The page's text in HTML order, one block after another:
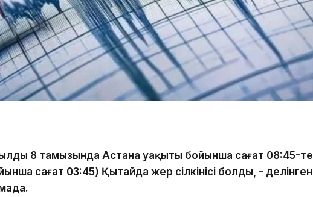
8 тамызында Астана уақыты бойынша сағат 08:45-те
сағат 03:45) Қытайда жер сілкінісі болды, - делінген